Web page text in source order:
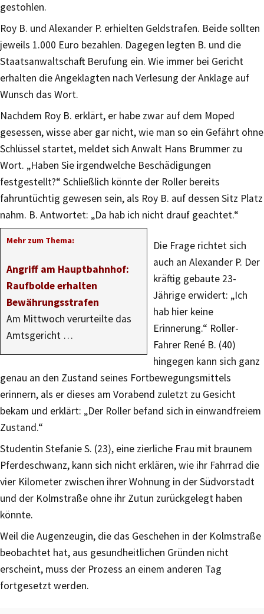
gestohlen.
Roy B. und Alexander P. erhielten Geldstrafen. Beide sollten
jeweils 1.000 Euro bezahlen. Dagegen legten B. und die
Staatsanwaltschaft Berufung ein. Wie immer bei Gericht
erhalten die Angeklagten nach Verlesung der Anklage auf
Wunsch das Wort.
Nachdem Roy B. erklärt, er habe zwar auf dem Moped
gesessen, wisse aber gar nicht, wie man so ein Gefährt ohne
Schlüssel startet, meldet sich Anwalt Hans Brummer zu
Wort. „Haben Sie irgendwelche Beschädigungen
festgestellt?“ Schließlich könnte der Roller bereits
fahruntüchtig gewesen sein, als Roy B. auf dessen Sitz Platz
nahm. B. Antwortet: „Da hab ich nicht drauf geachtet.“
Mehr zum Thema:
Angriff am Hauptbahnhof:
Raufbolde erhalten
Bewährungsstrafen
Am Mittwoch verurteilte das
Amtsgericht …
Die Frage richtet sich
auch an Alexander P. Der
kräftig gebaute 23-
Jährige erwidert: „Ich
hab hier keine
Erinnerung.“ Roller-
Fahrer René B. (40)
hingegen kann sich ganz
genau an den Zustand seines Fortbewegungsmittels
erinnern, als er dieses am Vorabend zuletzt zu Gesicht
bekam und erklärt: „Der Roller befand sich in einwandfreiem
Zustand.“
Studentin Stefanie S. (23), eine zierliche Frau mit braunem
Pferdeschwanz, kann sich nicht erklären, wie ihr Fahrrad die
vier Kilometer zwischen ihrer Wohnung in der Südvorstadt
und der Kolmstraße ohne ihr Zutun zurückgelegt haben
könnte.
Weil die Augenzeugin, die das Geschehen in der Kolmstraße
beobachtet hat, aus gesundheitlichen Gründen nicht
erscheint, muss der Prozess an einem anderen Tag
fortgesetzt werden.